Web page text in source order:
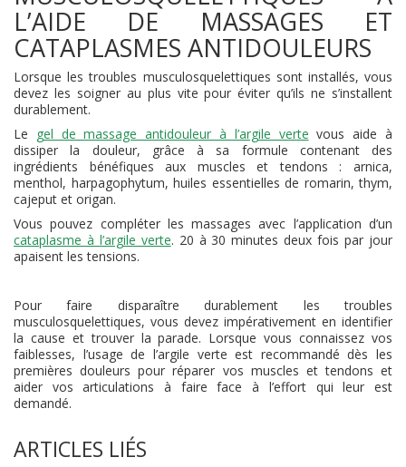
L’AIDE DE MASSAGES ET
CATAPLASMES ANTIDOULEURS
Lorsque les troubles musculosquelettiques sont installés, vous
devez les soigner au plus vite pour éviter qu’ils ne s’installent
durablement.
Le gel de massage antidouleur à l’argile verte vous aide à
dissiper la douleur, grâce à sa formule contenant des
ingrédients bénéfiques aux muscles et tendons : arnica,
menthol, harpagophytum, huiles essentielles de romarin, thym,
cajeput et origan.
Vous pouvez compléter les massages avec l’application d’un
cataplasme à l’argile verte. 20 à 30 minutes deux fois par jour
apaisent les tensions.
Pour faire disparaître durablement les troubles
musculosquelettiques, vous devez impérativement en identifier
la cause et trouver la parade. Lorsque vous connaissez vos
faiblesses, l’usage de l’argile verte est recommandé dès les
premières douleurs pour réparer vos muscles et tendons et
aider vos articulations à faire face à l’effort qui leur est
demandé.
ARTICLES LIÉS